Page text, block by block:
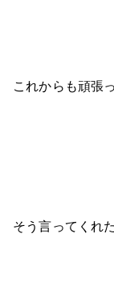
これからも頑張
そう言ってくれ